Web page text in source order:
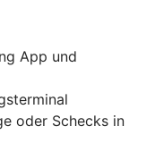
App und
oder Schecks in